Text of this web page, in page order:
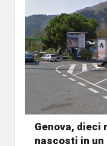
Genova, dieci
nascosti in